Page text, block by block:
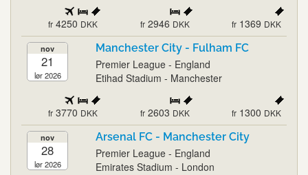
fr 4250 DKK fr 2946 DKK fr 1369 DKK
nov
21
lør 2026
Manchester City - Fulham FC
Premier League - England
Etihad Stadium - Manchester
fr 3770 DKK fr 2603 DKK fr 1300 DKK
nov
28
lør 2026
Arsenal FC - Manchester City
Premier League - England
Emirates Stadium - London